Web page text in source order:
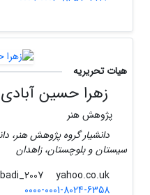
هیات تحریریه
زهرا حسین آبادی
پژوهش هنر
دانشیار گروه پژوهش هنر،
سیستان و بلوچستان، زاهدان
hosseinabadi_2007
yahoo.co.uk
0000-0001-8024-6358